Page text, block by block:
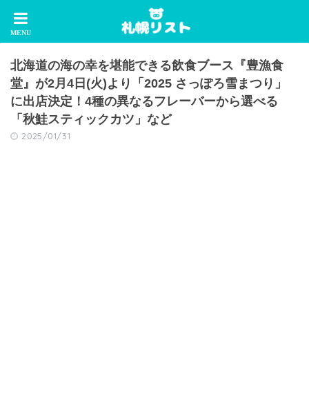
北海道の海の幸を堪能できる飲食ブース『豊漁食
堂』が2月4日(火)より「2025 さっぽろ雪まつり」
に出店決定！4種の異なるフレーバーから選べる
「秋鮭スティックカツ」など
2025/01/31